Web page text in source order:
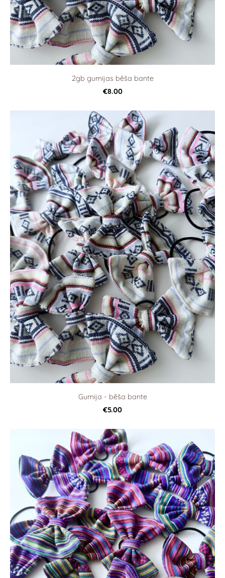
2gb gumijas bēša bante
€8.00
Gumija - bēša bante
€5.00